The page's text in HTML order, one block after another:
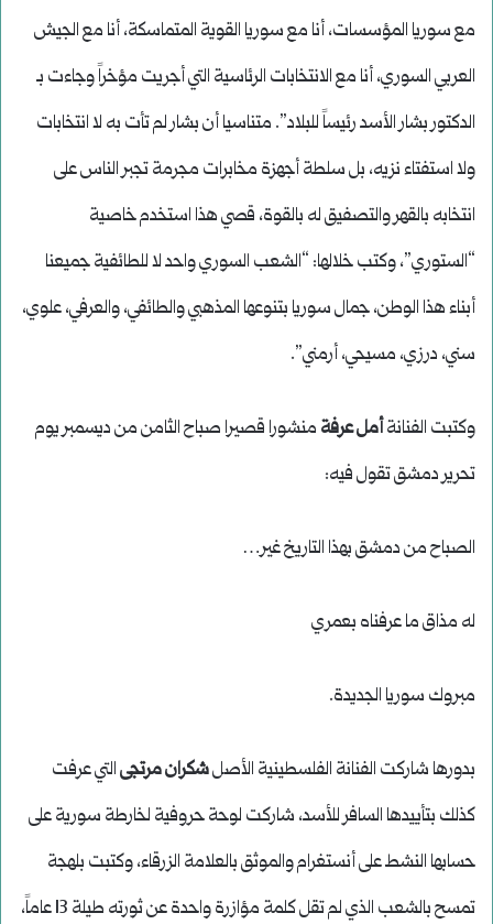
مع سوريا المؤسسات، أنا مع سوريا القوية المتماسكة، أنا مع الجيش
العربي السوري، أنا مع الانتخابات الرئاسية التي أجريت مؤخراً وجاءت بـ
الدكتور بشار الأسد رئيساً للبلاد”. متناسيا أن بشار لم تأت به لا انتخابات
ولا استفتاء نزيه، بل سلطة أجهزة مخابرات مجرمة تجبر الناس على
انتخابه بالقهر والتصفيق له بالقوة، قصي هذا استخدم خاصية
“الستوري”، وكتب خلالها: “الشعب السوري واحد لا للطائفية جميعنا
أبناء هذا الوطن، جمال سوريا بتنوعها المذهبي والطائفي، والعرفي، علوي،
سني، درزي، مسيحي، أرمني”.
وكتبت الفنانةأمل عرفة منشورا قصيرا صباح الثامن من ديسمبر يوم
تحرير دمشق تقول فيه:
الصباح من دمشق بهذا التاريخ غير…
له مذاق ما عرفناه بعمري
مبروك سوريا الجديدة.
بدورها شاركت الفنانة الفلسطينية الأصلشكران مرتجىالتي عرفت
كذلك بتأييدها السافر للأسد، شاركت لوحة حروفية لخارطة سورية على
حسابها النشط على أنستغرام والموثق بالعلامة الزرقاء، وكتبت بلهجة
تمسح بالشعب الذي لم تقل كلمة مؤازرة واحدة عن ثورته طيلة 13 عاماً،